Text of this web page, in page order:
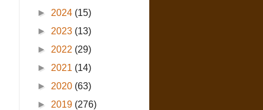
► 2024 (15)
► 2023 (13)
► 2022 (29)
► 2021 (14)
► 2020 (63)
► 2019 (276)